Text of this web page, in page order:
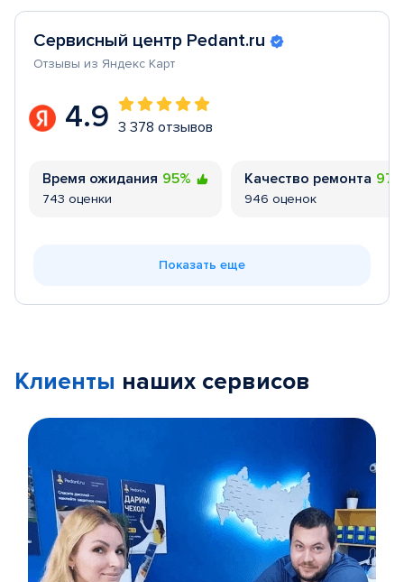
Сервисный центр Pedant.ru
Отзывы из Яндекс Карт
4.9 3 378 отзывов
Время ожидания 95%
743 оценки
Качество ремонта
946 оценок
Показать еще
Клиенты наших сервисов